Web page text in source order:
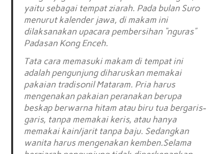
yaitu sebagai tempat ziarah. Pada bulan Suro
menurut kalender jawa, di makam ini
dilaksanakan upacara pembersihan “nguras”
Padasan Kong Enceh.
Tata cara memasuki makam di tempat ini
adalah pengunjung diharuskan memakai
pakaian tradisonil Mataram. Pria harus
mengenakan pakaian peranakan berupa
beskap berwarna hitam atau biru tua bergaris-
garis, tanpa memakai keris, atau hanya
memakai kain/jarit tanpa baju. Sedangkan
wanita harus mengenakan kemben.Selama